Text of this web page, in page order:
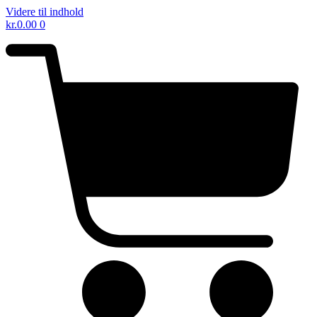
Videre til indhold
kr.0.00 0